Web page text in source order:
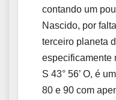
contando um
Nascido, por
terceiro planeta
especificamente
S 43° 56’ O, é
80 e 90 com